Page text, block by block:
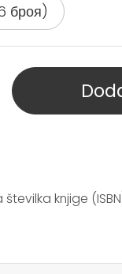
броя)
knjige